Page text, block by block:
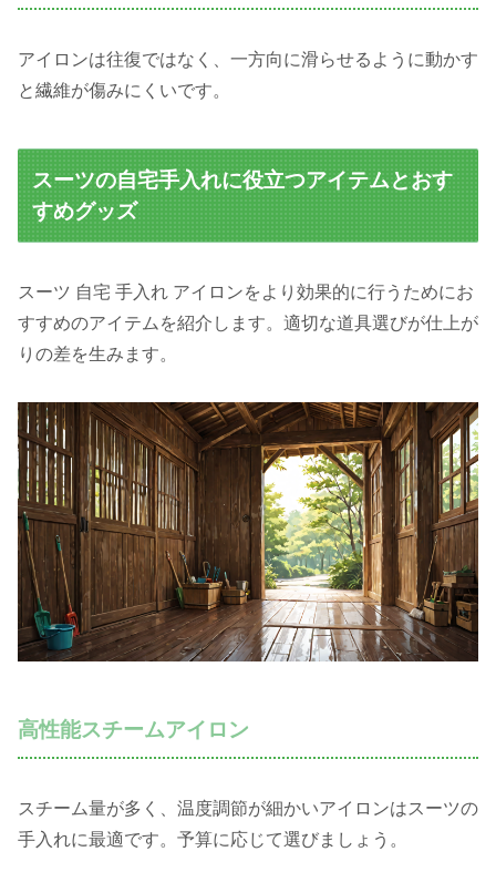
アイロンは往復ではなく、一方向に滑らせるように動かす
と繊維が傷みにくいです。
スーツの自宅手入れに役立つアイテムとおす
すめグッズ
スーツ 自宅 手入れ アイロンをより効果的に行うためにお
すすめのアイテムを紹介します。適切な道具選びが仕上が
りの差を生みます。
高性能スチームアイロン
スチーム量が多く、温度調節が細かいアイロンはスーツの
手入れに最適です。予算に応じて選びましょう。